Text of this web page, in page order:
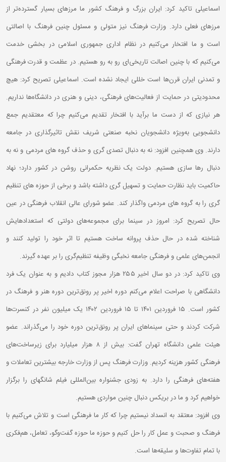
اسماعیلی تاکید کرد: ایران بزرگ و فرهنگ کشور ما مرز‌های بسیار گسترده‌تر از
مرزهای فعلی دارد. وزارت فرهنگ نیز متولی و مسئول چنین فرهنگ با اصالتی
است و ما افتخار می‌کنیم در نظام اداری جمهوری اسلامی در بخشی خدمت
می‌کنیم که با چنین اصالت تاریخی‌ای رو به رو هستیم. در عظمت و قدرت فرهنگی
و تمدنی ایران قرن‌ها است خللی ایجاد نشده است. اسماعیلی تصریح کرد: هیچ
محدودیتی در حمایت از فعالیت‌های فرهنگی، دینی و هنری در دانشگاه‌ها نداریم.
هر نیازی که از دست ما برآید با افتخار تقدیم می‌کنیم چرا که معتقدیم جمع
دانشجویی به‌ویژه دانشجویان نخبه صنعتی شریف نقش تاثیرگذاری در جامعه
دارند. وی همچنین افزود: نه به دنبال تصدی گری و حذف گروه های مردمی و نه به
دنبال رها سازی هستیم. دولت یک نظریه حکمرانی روشن در کشور دارد؛ نهاد
حاکمیت باید نظارت حمایت و تسهیل گری داشته باشد و برخی از حوزه های تنظیم
گری را به گروه های مردمی واگذار کند. عضو شورای عالی انقلاب فرهنگی در عین
حال تصریح کرد: امروز در سینما برای مجموعه‌های دولتی که استعدادهایش
شناخته شده در حال حذف پروانه ساخت هستیم تا اثر خود را تولید کنند و
انجمن‌های علمی و فرهنگی جامعه نخبگی وظیفه تنظیم‌گری را بر عهده گیرند.
وی تاکید کرد: در دو سال اخیر ۲۵۵ هزار مجوز کتاب دادیم و به عنوان یک فرد
دانشگاهی با صراحت اعلام می‌کنم دوره اخیر پر رونق‌ترین دوره هنر و فرهنگ در
کشور است. ۱۵ فروردین ۱۴۰۱ تا ۱۵ فروردین ۱۴۰۲ یک میلیون نفر در کنسرت‌ها
شرکت کردند و حتی سینماهای ایران پر رونق‌ترین دوره خود را می‌‌گذراند. عضو
هیئت علمی دانشگاه تهران گفت: بیش از ۸ هزار میلیارد برای زیرساخت‌های
فرهنگی کشور هزینه کردیم. وزارت فرهنگ پس از وزارت خارجه بیشترین تعاملات و
هفته‌های فرهنگی را دارد. به زودی جشنواره بین‌المللی فیلم شانگهای را برگزار
خواهیم کرد و ما در بریکس دنبال چنین مواردی هستیم.
وی افزود: معتقد به انسداد نیستیم چرا که کار ما فرهنگی است و تلاش می‌کنیم با
فرهنگ و صحبت و عمل کار را حل کنیم و حوزه ما حوزه گفت‌وگو، تعامل، هم‌فکری
با تمام تفاوت‌ها و سلیقه‌ها است.